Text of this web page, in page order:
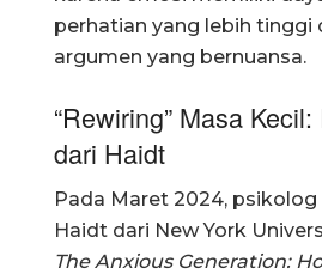
perhatian yang lebih tinggi
argumen yang bernuansa.
“Rewiring” Masa
dari Haidt
Pada Maret 2024,
Haidt dari New York
The Anxious Generation: